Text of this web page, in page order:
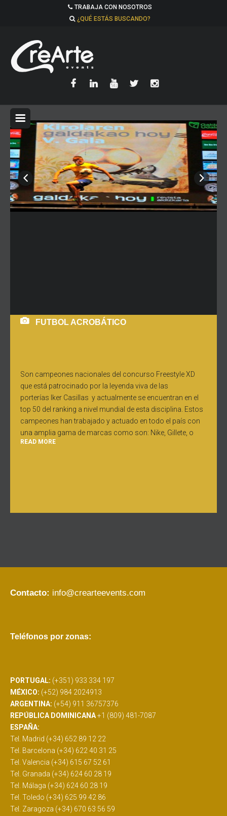
TRABAJA CON NOSOTROS
¿QUÉ ESTÁS BUSCANDO?
FUTBOL ACROBÁTICO
Son campeones nacionales del concurso Freestyle XD
que está patrocinado por la leyenda viva de las
porterías Iker Casillas y actualmente se encuentran en el
top 50 del ranking a nivel mundial de esta disciplina. Estos
campeones han trabajado y actuado en todo el país con
una amplia gama de marcas como son: Nike, Gillete, o
READ MORE
Contacto: info@crearteevents.com
Teléfonos por zonas:
PORTUGAL: (+351) 933 334 197
MÉXICO: (+52) 984 2024913
ARGENTINA: (+54) 911 36757376
REPÚBLICA DOMINICANA+1 (809) 481-7087
ESPAÑA:
Tel. Madrid (+34) 652 89 12 22
Tel. Barcelona (+34) 622 40 31 25
Tel. Valencia (+34) 615 67 52 61
Tel. Granada (+34) 624 60 28 19
Tel. Málaga (+34) 624 60 28 19
Tel. Toledo (+34) 625 99 42 86
Tel. Zaragoza (+34) 670 63 56 59